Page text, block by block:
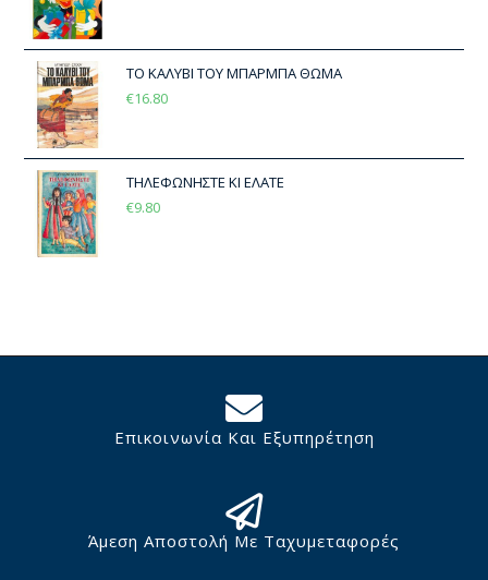
ΤΟ ΚΑΛΥΒΙ ΤΟΥ ΜΠΑΡΜΠΑ ΘΩΜΑ
€16.80
ΤΗΛΕΦΩΝΗΣΤΕ ΚΙ ΕΛΑΤΕ
€9.80
Επικοινωνία Και Εξυπηρέτηση
Άμεση Αποστολή Με Ταχυμεταφορές